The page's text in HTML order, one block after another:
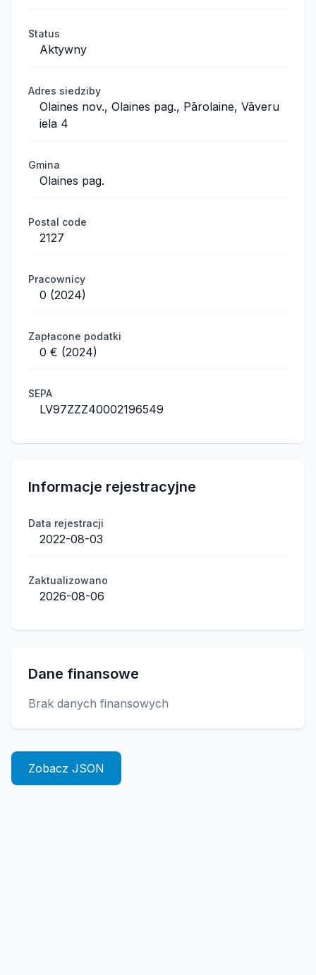
Status
Aktywny
Adres siedziby
Olaines nov., Olaines pag., Pārolaine, Vāveru
iela 4
Gmina
Olaines pag.
Postal code
2127
Pracownicy
0 (2024)
Zapłacone podatki
0 € (2024)
SEPA
LV97ZZZ40002196549
Informacje rejestracyjne
Data rejestracji
2022-08-03
Zaktualizowano
2026-08-06
Dane finansowe
Brak danych finansowych
Zobacz JSON